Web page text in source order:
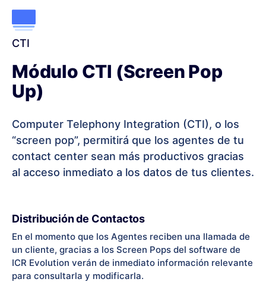
CTI
Módulo CTI (Screen Pop
Up)
Computer Telephony Integration (CTI), o los
“screen pop”, permitirá que los agentes de tu
contact center sean más productivos gracias
al acceso inmediato a los datos de tus clientes.
Distribución de Contactos
En el momento que los Agentes reciben una llamada de
un cliente, gracias a los Screen Pops del software de
ICR Evolution verán de inmediato información relevante
para consultarla y modificarla.